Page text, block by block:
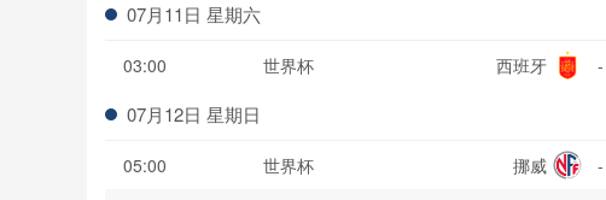
07月11日 星期六
03:00 世界杯 西班牙 -
07月12日 星期日
05:00 世界杯 挪威 -